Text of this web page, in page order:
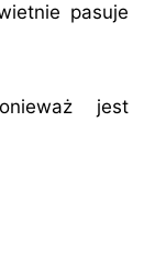
pasuje
jest